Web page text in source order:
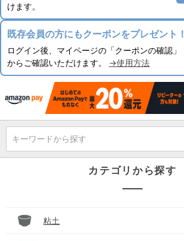
けます。
既存会員の方にもクーポンをプレゼント！
ログイン後、マイページの「クーポンの確認」
からご確認いただけます。 →使用方法
キーワードから探す
カテゴリから探す
粘土